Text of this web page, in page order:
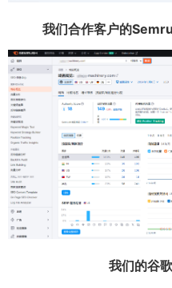
我们合作客户的
我们的谷